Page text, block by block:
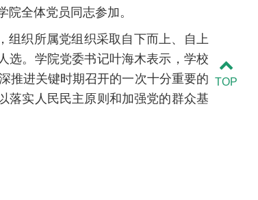
全体党员同志参加。
组织所属党组织采取自下而上、自上
选。学院党委书记叶海木表示，学校
推进关键时期召开的一次十分重要的
落实人民民主原则和加强党的群众基
TOP